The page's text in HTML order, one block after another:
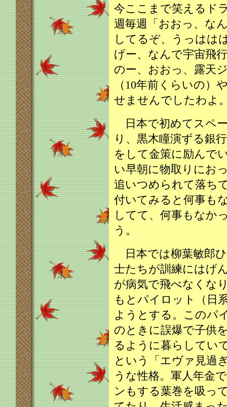
今ここまで笑えるド
週毎週「おおっ、な
してるぞ、うっはは
げー、なんで宇宙飛
のー、おおっ、露天
（10年前くらいの
せませんでしたわよ
日本で初めてスペ
り、黒木瞳演ずる銀
をして金策に励んで
い早朝に物取りにお
追いつめられて落ち
付いてみると何事も
してて、何事もなか
う。
日本では柳葉敏郎
士たちが訓練にはげ
が病気で飛べなくな
もとパイロット（日
ようとする。このパ
のときに誤爆で子供
るように暮らしてい
という「エヴァ見過
うな性格。軍人年金
ンもする葉巻を吸っ